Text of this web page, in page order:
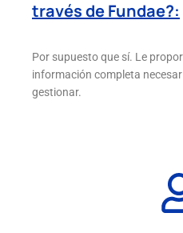
través de Fundae?:
Por supuesto que sí. Le
información completa
gestionar.